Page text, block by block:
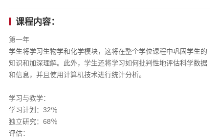
课程内容：
第一年
学生将学习生物学和化学模块，这将在整个学位课程中巩固学生的
知识和加深理解。此外，学生还将学习如何批判性地评估科学数据
和信息，并且使用计算机技术进行统计分析。
学习与教学：
学习计划：32％
独立研究：68％
评估：